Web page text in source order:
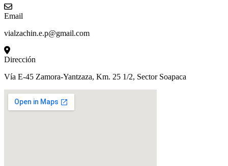
Email
vialzachin.e.p@gmail.com
Dirección
Vía E-45 Zamora-Yantzaza, Km. 25 1/2, Sector Soapaca